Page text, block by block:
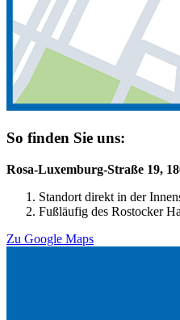
So finden Sie uns:
Rosa-Luxemburg-Straße 19,
Standort direkt in der
Fußläufig des Rostocker
Zu Google Maps